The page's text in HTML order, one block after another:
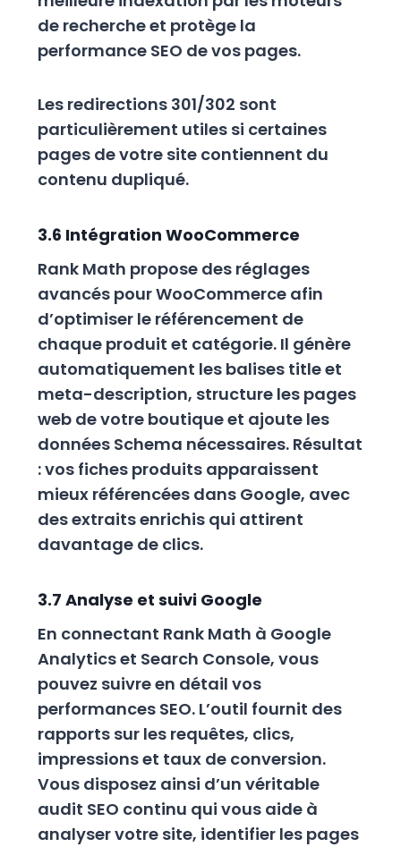
de recherche et protège la
performance SEO de vos pages.
Les redirections 301/302 sont
particulièrement utiles si certaines
pages de votre site contiennent du
contenu dupliqué.
3.6 Intégration WooCommerce
Rank Math propose des réglages
avancés pour WooCommerce afin
d’optimiser le référencement de
chaque produit et catégorie. Il génère
automatiquement les balises title et
meta-description, structure les pages
web de votre boutique et ajoute les
données Schema nécessaires. Résultat
: vos fiches produits apparaissent
mieux référencées dans Google, avec
des extraits enrichis qui attirent
davantage de clics.
3.7 Analyse et suivi Google
En connectant Rank Math à Google
Analytics et Search Console, vous
pouvez suivre en détail vos
performances SEO. L’outil fournit des
rapports sur les requêtes, clics,
impressions et taux de conversion.
Vous disposez ainsi d’un véritable
audit SEO continu qui vous aide à
analyser votre site, identifier les pages